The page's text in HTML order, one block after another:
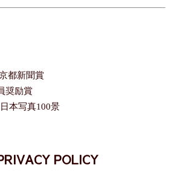
都新聞賞
奨励賞
本写真100景
POLICY